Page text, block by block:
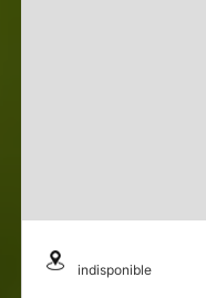
indisponible